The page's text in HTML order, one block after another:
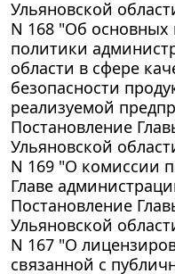
Ульяновской
N 168 "Об основных
политики
области в сфере
безопасности
реализуемой
Постановление
Ульяновской
N 169 "О комиссии
Главе
Постановление
Ульяновской
N 167 "О
связанной с